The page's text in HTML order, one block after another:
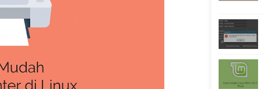
Untuk Pemula Menggunakan Corel Draw
Populer di 2019
ke ROM Global Xiaomi Redmi 5 Rosy